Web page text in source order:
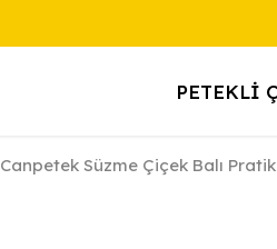
PETEKLİ
Canpetek Süzme Çiçek Balı